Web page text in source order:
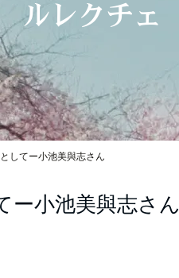
ルレクチェ
してー小池美與志さん
ー小池美與志さん